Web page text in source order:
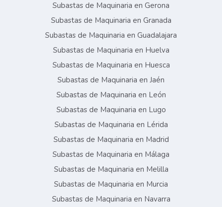
Subastas de Maquinaria en Gerona
Subastas de Maquinaria en Granada
Subastas de Maquinaria en Guadalajara
Subastas de Maquinaria en Huelva
Subastas de Maquinaria en Huesca
Subastas de Maquinaria en Jaén
Subastas de Maquinaria en León
Subastas de Maquinaria en Lugo
Subastas de Maquinaria en Lérida
Subastas de Maquinaria en Madrid
Subastas de Maquinaria en Málaga
Subastas de Maquinaria en Melilla
Subastas de Maquinaria en Murcia
Subastas de Maquinaria en Navarra